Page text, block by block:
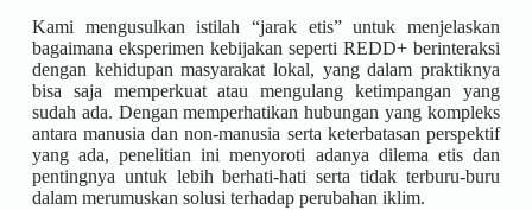
Kami mengusulkan istilah “jarak etis” untuk menjelaskan
bagaimana eksperimen kebijakan seperti REDD+ berinteraksi
dengan kehidupan masyarakat lokal, yang dalam praktiknya
bisa saja memperkuat atau mengulang ketimpangan yang
sudah ada. Dengan memperhatikan hubungan yang kompleks
antara manusia dan non-manusia serta keterbatasan perspektif
yang ada, penelitian ini menyoroti adanya dilema etis dan
pentingnya untuk lebih berhati-hati serta tidak terburu-buru
dalam merumuskan solusi terhadap perubahan iklim.